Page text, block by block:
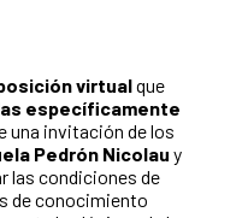
virtualque
específicamente
una invitación de los
Pedrón Nicolau y
las condiciones de
de conocimiento